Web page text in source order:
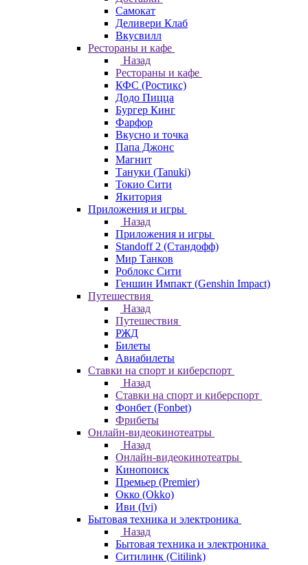
Самокат
Деливери Клаб
Вкусвилл
Рестораны и кафе
Назад
Рестораны и кафе
КФС (Ростикс)
Додо Пицца
Бургер Кинг
Фарфор
Вкусно и точка
Папа Джонс
Магнит
Тануки (Tanuki)
Токио Сити
Якитория
Приложения и игры
Назад
Приложения и игры
Standoff 2 (Стандофф)
Мир Танков
Роблокс Сити
Геншин Импакт (Genshin Impact)
Путешествия
Назад
Путешествия
РЖД
Билеты
Авиабилеты
Ставки на спорт и киберспорт
Назад
Ставки на спорт и киберспорт
Фонбет (Fonbet)
Фрибеты
Онлайн-видеокинотеатры
Назад
Онлайн-видеокинотеатры
Кинопоиск
Премьер (Premier)
Окко (Okko)
Иви (Ivi)
Бытовая техника и электроника
Назад
Бытовая техника и электроника
Ситилинк (Citilink)